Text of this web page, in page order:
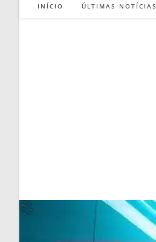
INÍCIO ÚLTIMAS NOTÍCIAS